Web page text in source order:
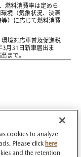
燃料消費率は定めら
境（気象状況、渋滞
）に応じて燃料消費
境対応車普及促進税
3月31日新車届出ま
まで。
cookies to analyze
Please click here
and the retention